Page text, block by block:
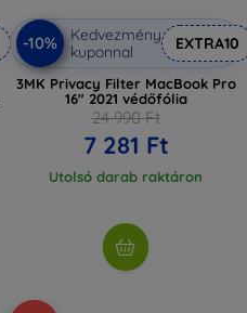
-10%
Kedvezmény
kuponnal
EXTRA10
3MK Privacy Filter MacBook Pro
16" 2021 védőfólia
24 990 Ft
7 281 Ft
Utolsó darab raktáron